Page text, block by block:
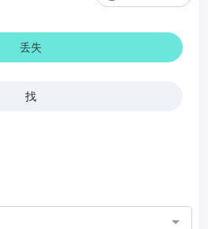
丢失
找